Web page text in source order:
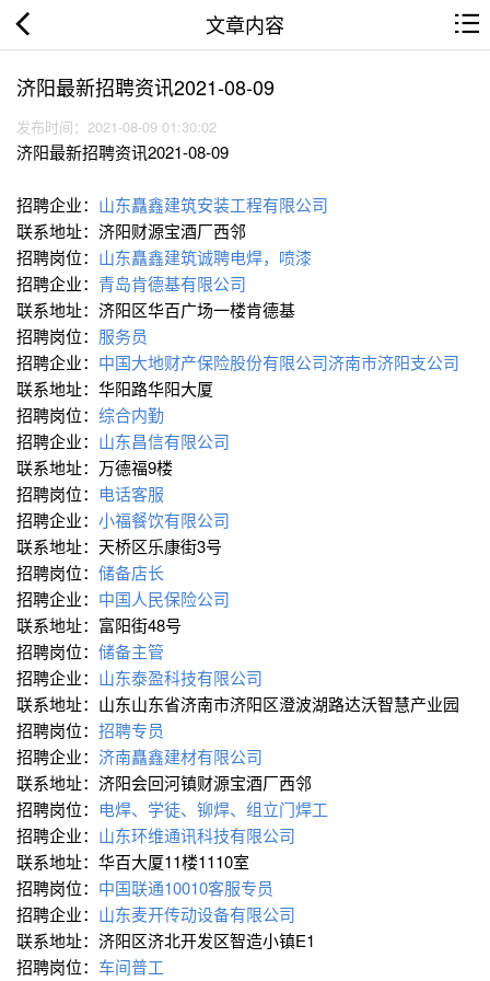
文章内容
济阳最新招聘资讯2021-08-09
发布时间：2021-08-09 01:30:02
济阳最新招聘资讯2021-08-09
招聘企业： 山东矗鑫建筑安装工程有限公司
联系地址：济阳财源宝酒厂西邻
招聘岗位： 山东矗鑫建筑诚聘电焊，喷漆
招聘企业： 青岛肯德基有限公司
联系地址：济阳区华百广场一楼肯德基
招聘岗位： 服务员
招聘企业： 中国大地财产保险股份有限公司济南市济阳支公司
联系地址：华阳路华阳大厦
招聘岗位： 综合内勤
招聘企业： 山东昌信有限公司
联系地址：万德福9楼
招聘岗位： 电话客服
招聘企业： 小福餐饮有限公司
联系地址：天桥区乐康街3号
招聘岗位： 储备店长
招聘企业： 中国人民保险公司
联系地址：富阳街48号
招聘岗位： 储备主管
招聘企业： 山东泰盈科技有限公司
联系地址：山东山东省济南市济阳区澄波湖路达沃智慧产业园
招聘岗位： 招聘专员
招聘企业： 济南矗鑫建材有限公司
联系地址：济阳会回河镇财源宝酒厂西邻
招聘岗位： 电焊、学徒、铆焊、组立门焊工
招聘企业： 山东环维通讯科技有限公司
联系地址：华百大厦11楼1110室
招聘岗位： 中国联通10010客服专员
招聘企业： 山东麦开传动设备有限公司
联系地址：济阳区济北开发区智造小镇E1
招聘岗位： 车间普工